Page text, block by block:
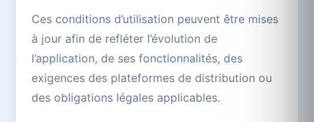
Ces conditions d’utilisation peuvent être mises
à jour afin de refléter l’évolution de
l’application, de ses fonctionnalités, des
exigences des plateformes de distribution ou
des obligations légales applicables.